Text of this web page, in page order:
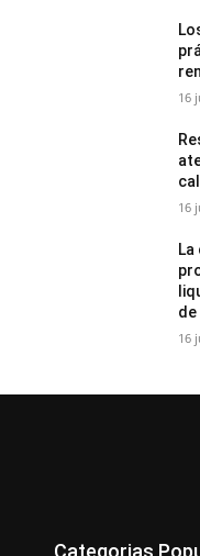
16
16
de
16
Categorias